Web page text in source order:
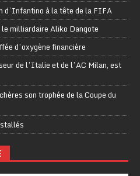
d’Infantino à la tête de la FIFA
milliardaire Aliko Dangote
d’oxygène financière
de l’Italie et de l’AC Milan, est
son trophée de la Coupe du